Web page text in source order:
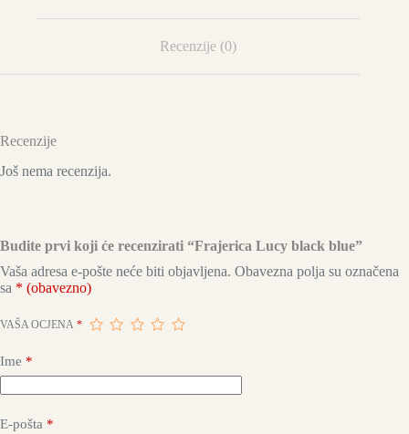
Recenzije (0)
Recenzije
Još nema recenzija.
Budite prvi koji će recenzirati “Frajerica Lucy black blue”
Vaša adresa e-pošte neće biti objavljena. Obavezna polja su označena
sa * (obavezno)
VAŠA OCJENA *
Ime *
E-pošta *